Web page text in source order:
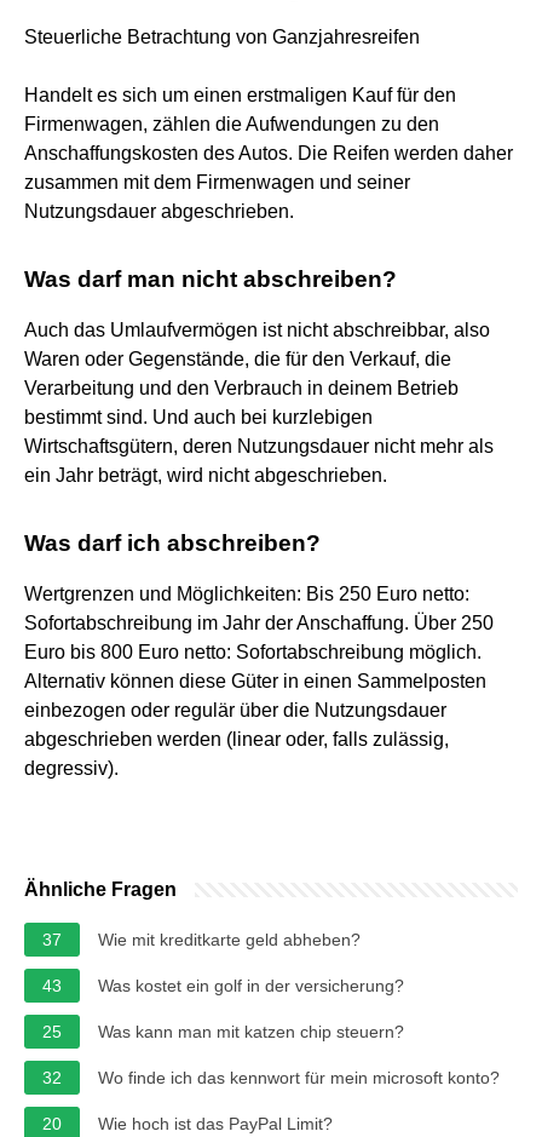
Steuerliche Betrachtung von Ganzjahresreifen
Handelt es sich um einen erstmaligen Kauf für den
Firmenwagen, zählen die Aufwendungen zu den
Anschaffungskosten des Autos. Die Reifen werden daher
zusammen mit dem Firmenwagen und seiner
Nutzungsdauer abgeschrieben.
Was darf man nicht abschreiben?
Auch das Umlaufvermögen ist nicht abschreibbar, also
Waren oder Gegenstände, die für den Verkauf, die
Verarbeitung und den Verbrauch in deinem Betrieb
bestimmt sind. Und auch bei kurzlebigen
Wirtschaftsgütern, deren Nutzungsdauer nicht mehr als
ein Jahr beträgt, wird nicht abgeschrieben.
Was darf ich abschreiben?
Wertgrenzen und Möglichkeiten: Bis 250 Euro netto:
Sofortabschreibung im Jahr der Anschaffung. Über 250
Euro bis 800 Euro netto: Sofortabschreibung möglich.
Alternativ können diese Güter in einen Sammelposten
einbezogen oder regulär über die Nutzungsdauer
abgeschrieben werden (linear oder, falls zulässig,
degressiv).
Ähnliche Fragen
37 Wie mit kreditkarte geld abheben?
43 Was kostet ein golf in der versicherung?
25 Was kann man mit katzen chip steuern?
32 Wo finde ich das kennwort für mein microsoft konto?
20 Wie hoch ist das PayPal Limit?